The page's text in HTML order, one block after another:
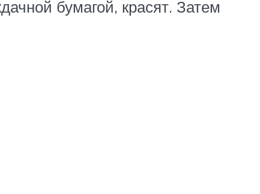
бумагой, красят. Затем